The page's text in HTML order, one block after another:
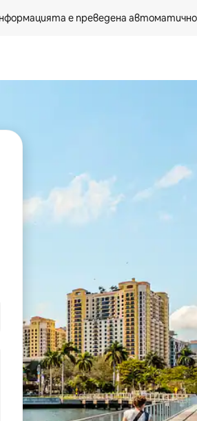
е преведена
със стрелки нагоре и надолу